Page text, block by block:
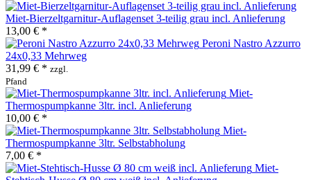
Miet-Bierzeltgarnitur-Auflagenset 3-teilig grau incl. Anlieferung
13,00 € *
Peroni Nastro Azzurro
24x0,33 Mehrweg
31,99 € * zzgl.
Pfand
Miet-
Thermospumpkanne 3ltr. incl. Anlieferung
10,00 € *
Miet-
Thermospumpkanne 3ltr. Selbstabholung
7,00 € *
Miet-